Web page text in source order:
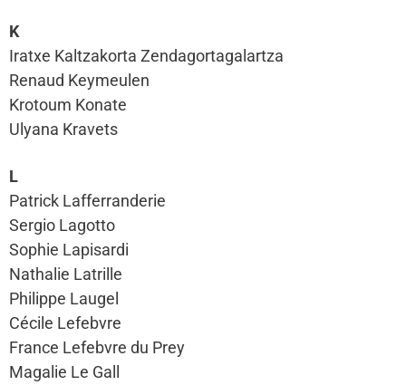
K
Iratxe Kaltzakorta Zendagortagalartza
Renaud Keymeulen
Krotoum Konate
Ulyana Kravets
L
Patrick Lafferranderie
Sergio Lagotto
Sophie Lapisardi
Nathalie Latrille
Philippe Laugel
Cécile Lefebvre
France Lefebvre du Prey
Magalie Le Gall